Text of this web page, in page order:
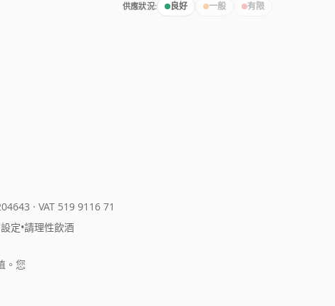
供應狀況: 良好 一般 有限
· VAT 519 9116 71
定•請理性飲酒
。您